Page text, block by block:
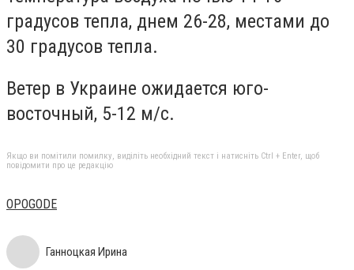
градусов тепла, днем ​​26-28, местами до
30 градусов тепла.
Ветер в Украине ожидается юго-
восточный, 5-12 м/с.
Якщо ви помітили помилку, виділіть необхідний текст і натисніть Ctrl + Enter, щоб
повідомити про це редакцію
OPOGODE
Ганноцкая Ирина